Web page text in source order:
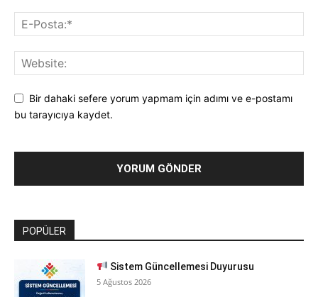
Bir dahaki sefere yorum yapmam için adımı ve e-postamı
bu tarayıcıya kaydet.
POPÜLER
Sistem Güncellemesi Duyurusu
5 Ağustos 2026